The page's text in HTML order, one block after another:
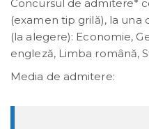
Concursul de admitere*
(examen tip grilă), la
(la alegere): Economie,
engleză, Limba română,
Media de admitere: